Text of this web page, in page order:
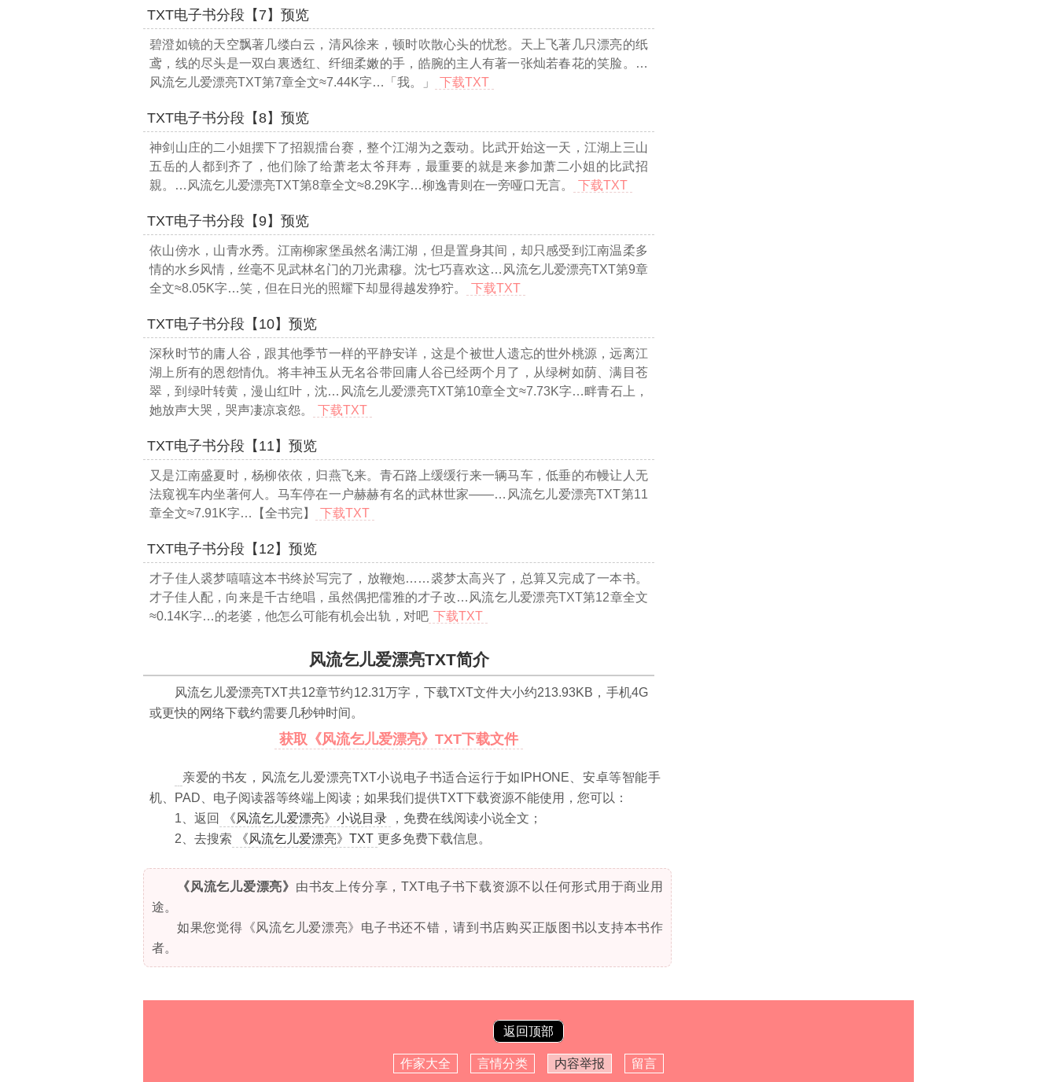
TXT电子书分段【7】预览
碧澄如镜的天空飘著几缕白云，清风徐来，顿时吹散心头的忧愁。天上飞著几只漂亮的纸
鸢，线的尽头是一双白裏透红、纤细柔嫩的手，皓腕的主人有著一张灿若春花的笑脸。
…
风流乞儿爱漂亮TXT第7章全文≈7.44K字…
「我。」 下载TXT
TXT电子书分段【8】预览
神剑山庄的二小姐摆下了招親擂台赛，整个江湖为之轰动。比武开始这一天，江湖上三山
五岳的人都到齐了，他们除了给萧老太爷拜寿，最重要的就是来参加萧二小姐的比武招
親。
…风流乞儿爱漂亮TXT第8章全文≈8.29K字…柳逸青则在一旁哑口无言。 下载TXT
TXT电子书分段【9】预览
依山傍水，山青水秀。江南柳家堡虽然名满江湖，但是置身其间，却只感受到江南温柔多
情的水乡风情，丝毫不见武林名门的刀光肃穆。沈七巧喜欢这…风流乞儿爱漂亮TXT第9章
全文≈8.05K字…笑，但在日光的照耀下却显得越发狰狞。 下载TXT
TXT电子书分段【10】预览
深秋时节的庸人谷，跟其他季节一样的平静安详，这是个被世人遗忘的世外桃源，远离江
湖上所有的恩怨情仇。将丰神玉从无名谷带回庸人谷已经两个月了，从绿树如荫、满目苍
翠，到绿叶转黄，漫山红叶，沈…风流乞儿爱漂亮TXT第10章全文≈7.73K字…畔青石上，
她放声大哭，哭声凄凉哀怨。
下载TXT
TXT电子书分段【11】预览
又是江南盛夏时，杨柳依依，归燕飞来。青石路上缓缓行来一辆马车，低垂的布幔让人无
法窥视车内坐著何人。马车停在一户赫赫有名的武林世家——…风流乞儿爱漂亮TXT第11
章全文≈7.91K字…
【全书完】 下载TXT
TXT电子书分段【12】预览
才子佳人裘梦嘻嘻这本书终於写完了，放鞭炮……裘梦太高兴了，总算又完成了一本书。
才子佳人配，向来是千古绝唱，虽然偶把儒雅的才子改…风流乞儿爱漂亮TXT第12章全文
≈0.14K字…的老婆，他怎么可能有机会出轨，对吧 下载TXT
风流乞儿爱漂亮TXT简介
风流乞儿爱漂亮TXT共12章节约12.31万字，下载TXT文件大小约213.93KB，手机4G
或更快的网络下载约需要几秒钟时间。
获取《风流乞儿爱漂亮》TXT下载文件
亲爱的书友，风流乞儿爱漂亮TXT小说电子书适合运行于如IPHONE、安卓等智能手
机、PAD、电子阅读器等终端上阅读；如果我们提供TXT下载资源不能使用，您可以：
1、返回
《风流乞儿爱漂亮》小说目录
，免费在线阅读小说全文；
2、去搜索
《风流乞儿爱漂亮》TXT 更多免费下载信息。
《风流乞儿爱漂亮》 由书友上传分享，TXT电子书下载资源不以任何形式用于商业用
途。
如果您觉得《风流乞儿爱漂亮》电子书还不错，请到书店购买正版图书以支持本书作
者。
返回顶部
作家大全 言情分类 内容举报 留言